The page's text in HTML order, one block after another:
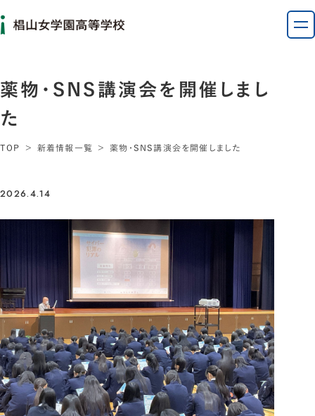
薬物・SNS講演会を開催しまし
た
TOP 新着情報一覧 薬物・SNS講演会を開催しました
2026.4.14